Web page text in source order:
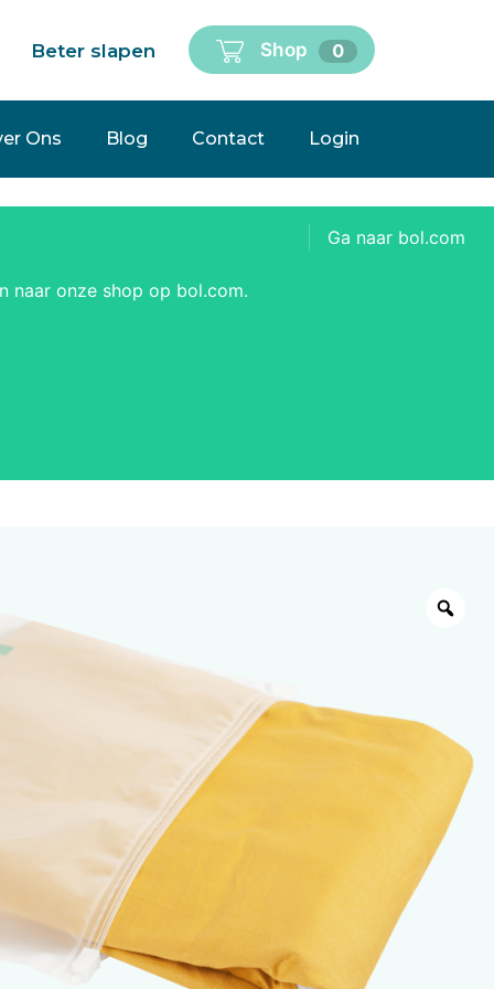
Beter slapen Shop 0
Ons Blog Contact Login
Ga naar bol.com
naar onze shop op bol.com.